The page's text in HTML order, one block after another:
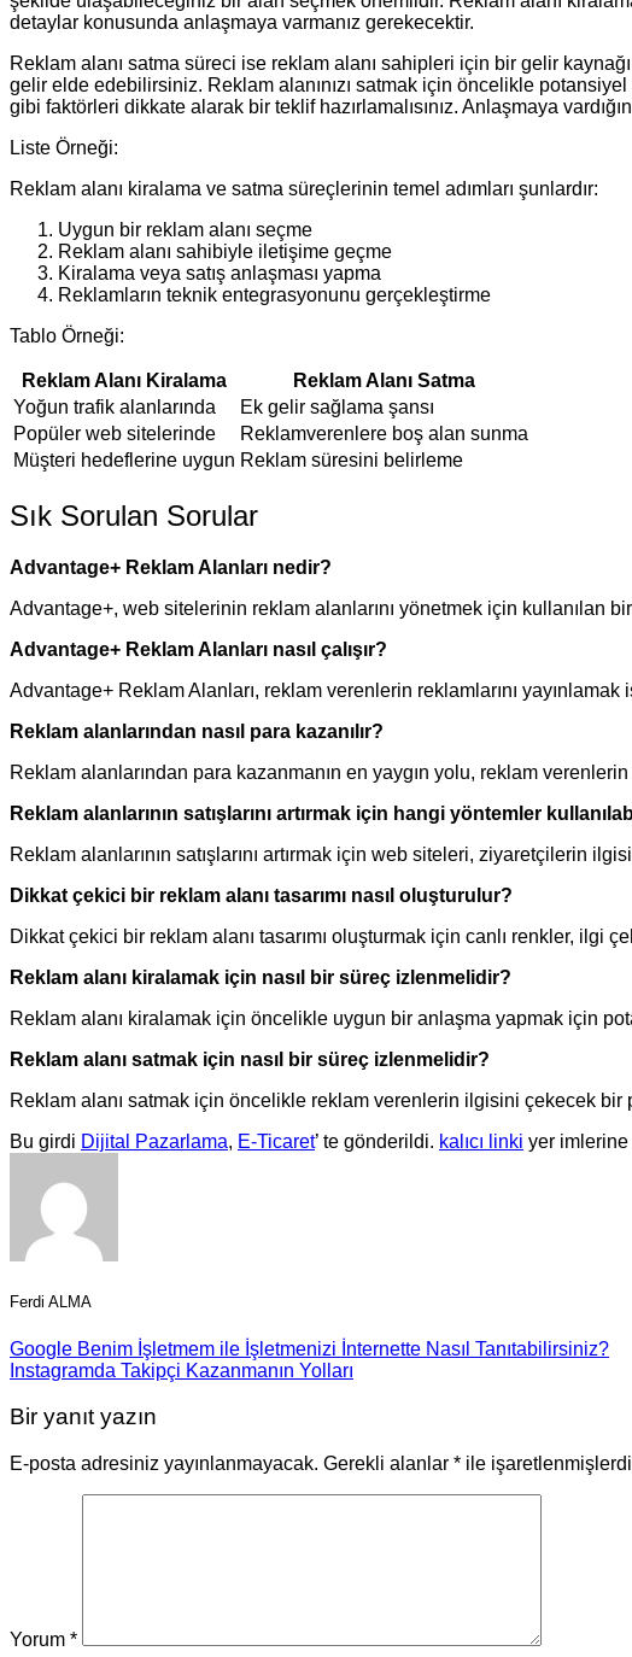
detaylar konusunda anlaşmaya varmanız gerekecektir.
Reklam alanı satma süreci ise reklam alanı sahipleri için bir gelir
gelir elde edebilirsiniz. Reklam alanınızı satmak için öncelikle
gibi faktörleri dikkate alarak bir teklif hazırlamalısınız. Anlaşmaya
Liste Örneği:
Reklam alanı kiralama ve satma süreçlerinin temel adımları şunlardır:
Uygun bir reklam alanı seçme
Reklam alanı sahibiyle iletişime geçme
Kiralama veya satış anlaşması yapma
Reklamların teknik entegrasyonunu gerçekleştirme
Tablo Örneği:
Reklam Alanı Kiralama
Reklam Alanı Satma
Yoğun trafik alanlarında
Ek gelir sağlama şansı
Popüler web sitelerinde
Reklamverenlere boş alan sunma
Müşteri hedeflerine uygun Reklam süresini belirleme
Sık Sorulan Sorular
Advantage+ Reklam Alanları nedir?
Advantage+, web sitelerinin reklam alanlarını yönetmek için kullanılan
Advantage+ Reklam Alanları nasıl çalışır?
Advantage+ Reklam Alanları, reklam verenlerin reklamlarını
Reklam alanlarından nasıl para kazanılır?
Reklam alanlarından para kazanmanın en yaygın yolu, reklam verenlerin
Reklam alanlarının satışlarını artırmak için hangi yöntemler
Reklam alanlarının satışlarını artırmak için web siteleri, ziyaretçilerin
Dikkat çekici bir reklam alanı tasarımı nasıl oluşturulur?
Dikkat çekici bir reklam alanı tasarımı oluşturmak için canlı renkler, ilgi
Reklam alanı kiralamak için nasıl bir süreç izlenmelidir?
Reklam alanı kiralamak için öncelikle uygun bir anlaşma yapmak için
Reklam alanı satmak için nasıl bir süreç izlenmelidir?
Reklam alanı satmak için öncelikle reklam verenlerin ilgisini çekecek bir
Bu girdi Dijital Pazarlama, E-Ticaret’ te gönderildi. kalıcı linki yer
Ferdi ALMA
Google Benim İşletmem ile İşletmenizi İnternette Nasıl Tanıtabilirsiniz?
Instagramda Takipçi Kazanmanın Yolları
Bir yanıt yazın
E-posta adresiniz yayınlanmayacak. Gerekli alanlar * ile
Yorum *